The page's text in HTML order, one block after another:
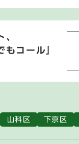
、
もコール」
山科区 下京区